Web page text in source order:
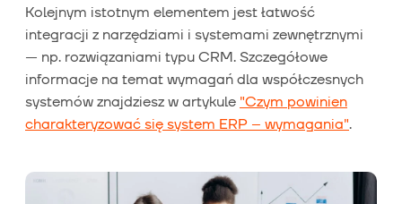
Kolejnym istotnym elementem jest łatwość
integracji z narzędziami i systemami zewnętrznymi
— np. rozwiązaniami typu CRM. Szczegółowe
informacje na temat wymagań dla współczesnych
systemów znajdziesz w artykule "Czym powinien
charakteryzować się system ERP – wymagania".